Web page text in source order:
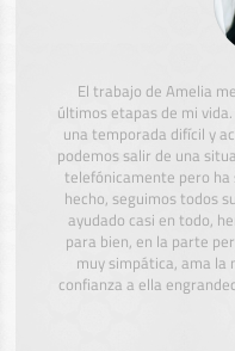
El trabajo de Amelia
últimos etapas de mi
una temporada difícil y
podemos salir de una
telefónicamente pero ha
hecho, seguimos todos
ayudado casi en todo,
para bien, en la parte
muy simpática, ama la
confianza a ella